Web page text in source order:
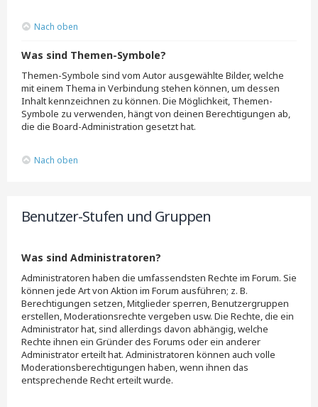
Nach oben
Was sind Themen-Symbole?
Themen-Symbole sind vom Autor ausgewählte Bilder, welche
mit einem Thema in Verbindung stehen können, um dessen
Inhalt kennzeichnen zu können. Die Möglichkeit, Themen-
Symbole zu verwenden, hängt von deinen Berechtigungen ab,
die die Board-Administration gesetzt hat.
Nach oben
Benutzer-Stufen und Gruppen
Was sind Administratoren?
Administratoren haben die umfassendsten Rechte im Forum. Sie
können jede Art von Aktion im Forum ausführen; z. B.
Berechtigungen setzen, Mitglieder sperren, Benutzergruppen
erstellen, Moderationsrechte vergeben usw. Die Rechte, die ein
Administrator hat, sind allerdings davon abhängig, welche
Rechte ihnen ein Gründer des Forums oder ein anderer
Administrator erteilt hat. Administratoren können auch volle
Moderationsberechtigungen haben, wenn ihnen das
entsprechende Recht erteilt wurde.